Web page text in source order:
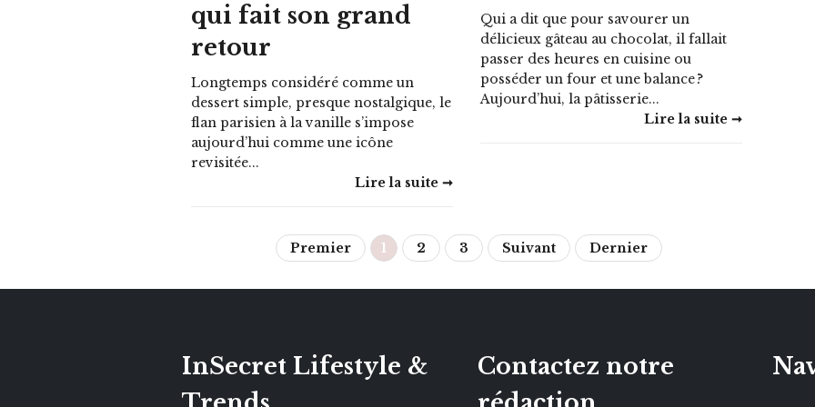
qui fait son grand
retour
Longtemps considéré comme un
dessert simple, presque nostalgique, le
flan parisien à la vanille s’impose
aujourd’hui comme une icône
revisitée...
Lire la suite ➞
Qui a dit que pour savourer un
délicieux gâteau au chocolat, il fallait
passer des heures en cuisine ou
posséder un four et une balance ?
Aujourd’hui, la pâtisserie...
Lire la suite ➞
Premier 1 2 3 Suivant Dernier
InSecret Lifestyle &
Contactez notre